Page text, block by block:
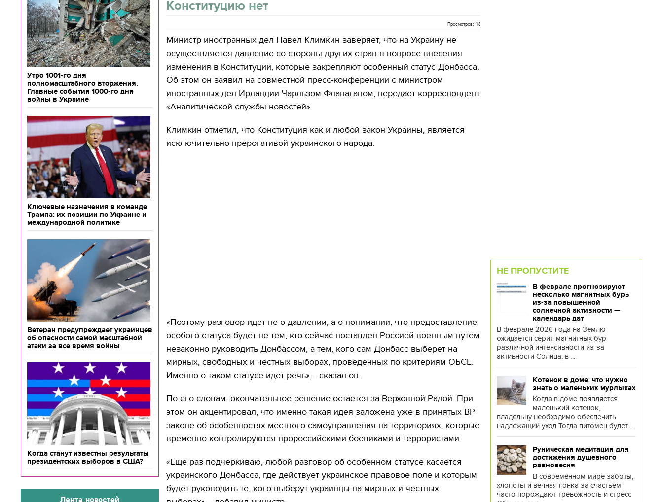
Утро 1001-го дня
полномасштабного вторжения.
Главные события 1000-го дня
войны в Украине
Ключевые назначения в команде
Трампа: их позиции по Украине и
международной политике
Ветеран предупреждает украинцев
об опасности самой масштабной
атаки за все время войны
Когда станут известны результаты
президентских выборов в США?
Лента новостей
Конституцию нет
Просмотров: 18
Министр иностранных дел Павел Климкин заверяет, что на Украину не
осуществляется давление со стороны других стран в вопросе внесения
изменения в Конституции, которые закрепляют особенный статус Донбасса.
Об этом он заявил на совместной пресс-конференции с министром
иностранных дел Ирландии Чарльзом Фланаганом, передает корреспондент
«Аналитической службы новостей».
Климкин отметил, что Конституция как и любой закон Украины, является
исключительно прерогативой украинского народа.
«Поэтому разговор идет не о давлении, а о понимании, что предоставление
особого статуса будет не тем, кто сейчас поставлен Россией военным путем
незаконно руководить Донбассом, а тем, кого сам Донбасс выберет на
мирных, свободных и честных выборах, проведенных по критериям ОБСЕ.
Именно о таком статусе идет речь», - сказал он.
По его словам, окончательное решение остается за Верховной Радой. При
этом он акцентировал, что именно такая идея заложена уже в принятых ВР
законе об особенностях местного самоуправления на территориях, которые
временно контролируются пророссийскими боевиками и террористами.
«Еще раз подчеркиваю, любой разговор об особенном статусе касается
украинского Донбасса, где действует украинское правовое поле и которым
будет руководить те, кого выберут украинцы на мирных и честных
НЕ ПРОПУСТИТЕ
В феврале прогнозируют
несколько магнитных бурь
из-за повышенной
солнечной активности —
календарь дат
В феврале 2026 года на Землю
ожидается серия магнитных бур
различной интенсивности из-за
активности Солнца, в ....
Котенок в доме: что нужно
знать о маленьких мурлыках
Когда в доме появляется
маленький котенок,
владельцу необходимо обеспечить
надлежащий уход Тогда питомец будет....
Руническая медитация для
достижения душевного
равновесия
В современном мире заботы,
хлопоты и вечная гонка за счастьем
часто порождают тревожность и стресс